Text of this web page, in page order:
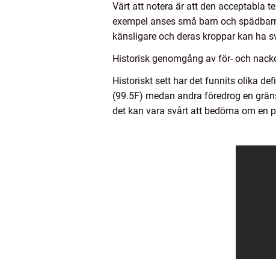
Värt att notera är att den acceptabla
exempel anses små barn och
känsligare och deras kroppar kan ha
Historisk genomgång av för- och
Historiskt sett har det funnits olika
(99.5F) medan andra föredrog en
det kan vara svårt att bedöma om en